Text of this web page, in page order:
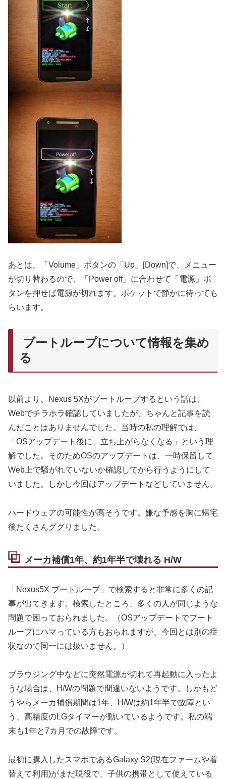
あとは、「Volume」ボタンの「Up」[Down]で、メニュー
が切り替わるので、「Power off」に合わせて「電源」ボ
タンを押せば電源が切れます。ポケットで静かに待っても
らいます。
ブートループについて情報を集め
る
以前より、Nexus 5Xがブートループするという話は、
Webでチラホラ確認していましたが、ちゃんと記事を読
んだことはありませんでした。当時の私の理解では、
「OSアップデート後に、立ち上がらなくなる」という理
解でした。そのためOSのアップデートは、一時保留して
Web上で騒がれていないか確認してから行うようにして
いました。しかし今回はアップデートなどしていません。
ハードウェアの可能性が高そうです。嫌な予感を胸に帰宅
後たくさんググりました。
メーカ補償1年、約1年半で壊れる H/W
「Nexus5X ブートループ」で検索すると非常に多くの記
事が出てきます。検索したところ、多くの人が同じような
問題で困っておられました。（OSアップデートでブート
ループにハマっている方もおられますが、今回とは別の症
状なので同一には扱いません。）
ブラウジング中などに突然電源が切れて再起動に入ったよ
うな場合は、H/Wの問題で間違いないようです。しかもど
うやらメーカ補償期間は1年、H/Wは約1年半で故障とい
う、高精度のLGタイマーが動いているようです。私の端
末も1年と7カ月での故障です。
最初に購入したスマホであるGalaxy S2(現在ファームや着
替えて利用)がまだ現役で、子供の携帯として使えている